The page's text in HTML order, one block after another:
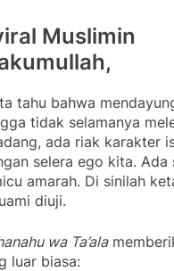
Muslimin
tahu bahwa
tidak selamanya
ada riak karakter
selera ego kita.
amarah. Di sinilah
diuji.
wa Ta’ala
luar biasa: